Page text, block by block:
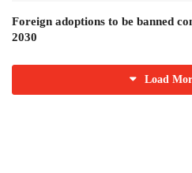
Foreign adoptions to be banned
2030
Load